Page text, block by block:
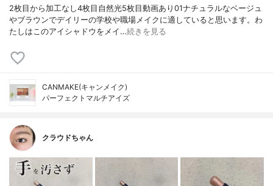
2枚目から加工なし4枚目自然光5枚目動画あり01ナチュラルなベージュ
やブラウンでデイリーの学校や職場メイクに適していると思います。わ
たしはこのアイシャドウをメイ…続きを見る
CANMAKE(キャンメイク)
パーフェクトマルチアイズ
クラウドちゃん